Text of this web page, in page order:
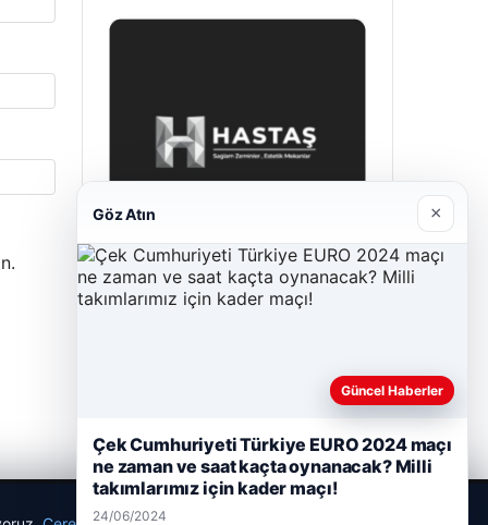
Hastaş Beton
Göz Atın ×
Güncel Haberler
Çek Cumhuriyeti Türkiye EURO 2024 maçı
ne zaman ve saat kaçta oynanacak? Milli
takımlarımız için kader maçı!
24/06/2024